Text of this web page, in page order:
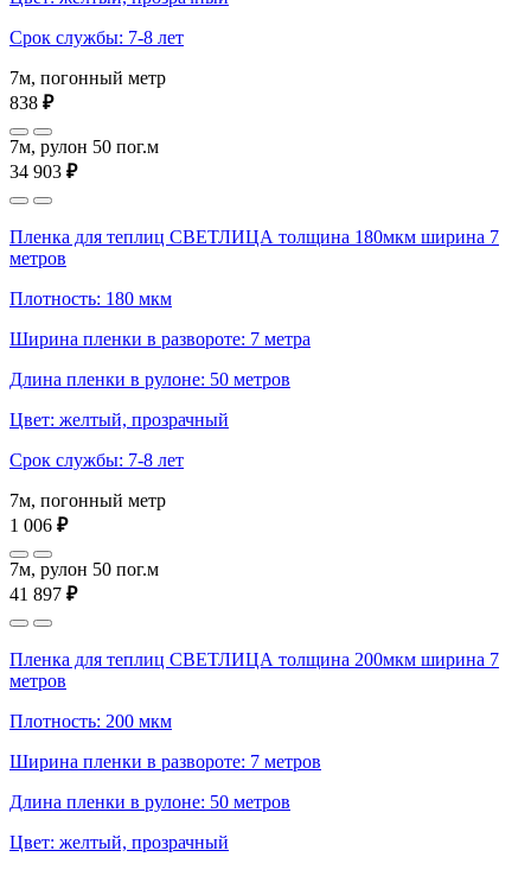
Срок службы: 7-8 лет
7м, погонный метр
838 ₽
7м, рулон 50 пог.м
34 903 ₽
Пленка для теплиц СВЕТЛИЦА толщина 180мкм ширина 7
метров
Плотность: 180 мкм
Ширина пленки в развороте: 7 метра
Длина пленки в рулоне: 50 метров
Цвет: желтый, прозрачный
Срок службы: 7-8 лет
7м, погонный метр
1 006 ₽
7м, рулон 50 пог.м
41 897 ₽
Пленка для теплиц СВЕТЛИЦА толщина 200мкм ширина 7
метров
Плотность: 200 мкм
Ширина пленки в развороте: 7 метров
Длина пленки в рулоне: 50 метров
Цвет: желтый, прозрачный